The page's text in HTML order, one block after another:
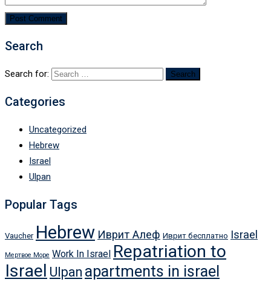
Search
Search for:
Categories
Uncategorized
Hebrew
Israel
Ulpan
Popular Tags
Vaucher Hebrew Иврит Алеф Иврит бесплатно Israel
Мертвое Море Work In Israel Repatriation to
Israel Ulpan apartments in israel